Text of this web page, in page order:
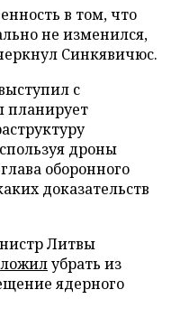
в том, что
не изменился,
Синкявичюс.
с
планирует
дроны
оборонного
доказательств
Литвы
убрать из
ядерного